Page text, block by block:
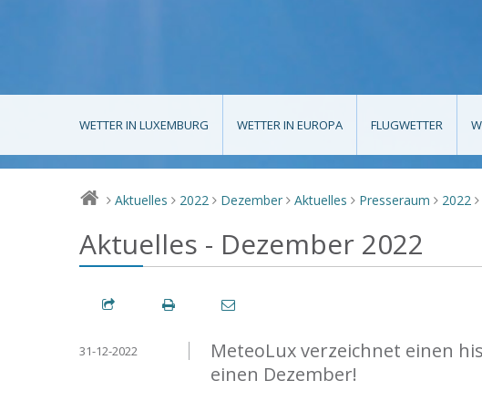
WETTER IN LUXEMBURG WETTER IN EUROPA FLUGWETTER
> Aktuelles > 2022 > Dezember > Aktuelles > Presseraum > 2022 >
Aktuelles - Dezember 2022
MeteoLux verzeichnet einen
einen Dezember!
31-12-2022